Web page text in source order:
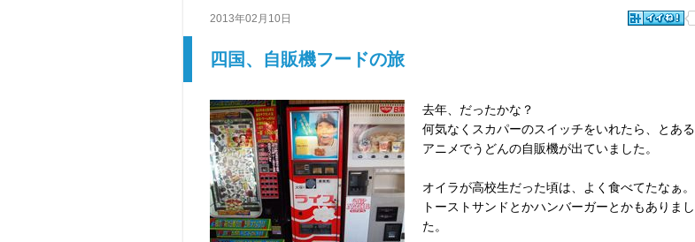
2013年02月10日
四国、自販機フードの旅
去年、だったかな？
何気なくスカパーのスイッチをいれたら、とある
アニメでうどんの自販機が出ていました。
オイラが高校生だった頃は、よく食べてたなぁ。
トーストサンドとかハンバーガーとかもありまし
た。